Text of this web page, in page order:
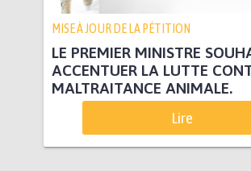
MISE À JOUR DE LA PÉTITION
LE PREMIER MINISTRE
ACCENTUER LA LUTTE
MALTRAITANCE ANIMALE.
Lire